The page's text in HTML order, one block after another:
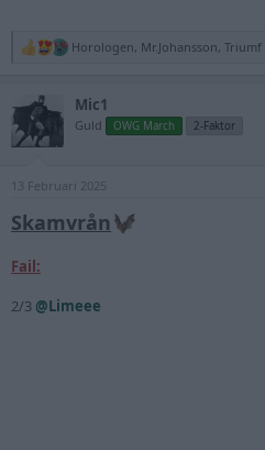
R
c
i
o
s
Horologen, Mr.Johansson, Triumf
Mic1
Guld OWG March 2-Faktor
13 Februari 2025
Skamvrån
Fail:
2/3 @Limeee